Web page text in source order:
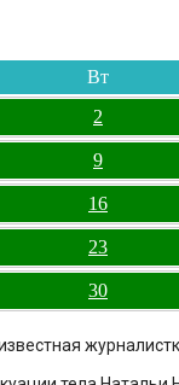
Вт
2
9
16
23
30